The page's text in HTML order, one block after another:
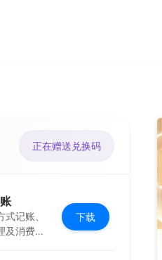
正在赠送兑换码
式记账、
及消费复
下载